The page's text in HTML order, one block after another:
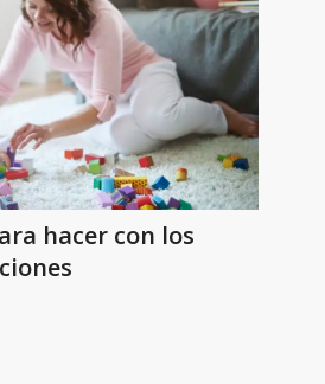
hacer con los